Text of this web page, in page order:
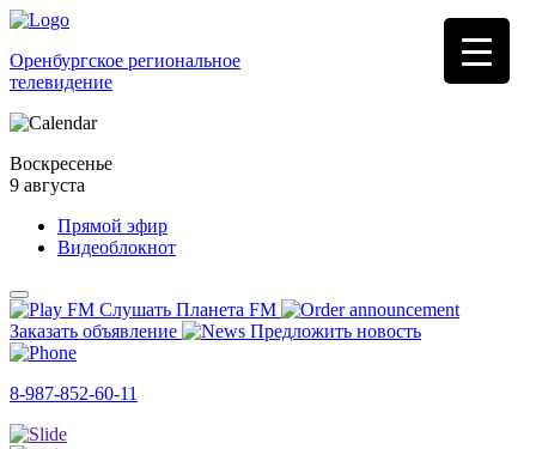
Оренбургское региональное
телевидение
Воскресенье
9 августа
Прямой эфир
Видеоблокнот
Слушать Планета FM
Заказать объявление
Предложить новость
8-987-852-60-11